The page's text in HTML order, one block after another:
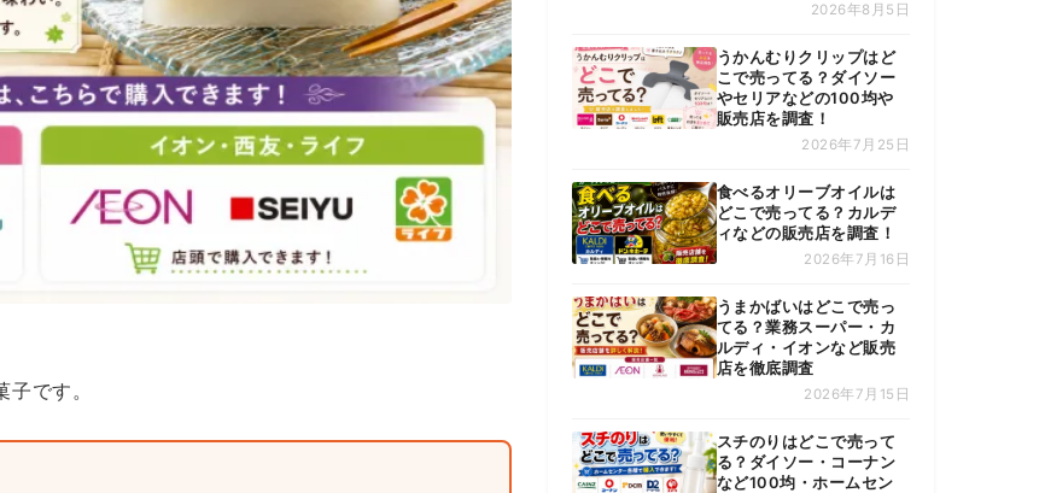
です。
2026年8月5日
うかんむりクリップはど
こで売ってる？ダイソー
やセリアなどの100均や
販売店を調査！
2026年7月25日
食べるオリーブオイルは
どこで売ってる？カルデ
ィなどの販売店を調査！
2026年7月16日
うまかばいはどこで売っ
てる？業務スーパー・カ
ルディ・イオンなど販売
店を徹底調査
2026年7月15日
スチのりはどこで売って
る？ダイソー・コーナン
など100均・ホームセン